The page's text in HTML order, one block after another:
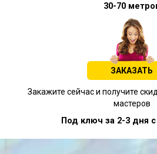
30-70
ЗАКАЗАТЬ
Закажите сейчас и получите
мастеров
Под ключ за 2-3 дня с